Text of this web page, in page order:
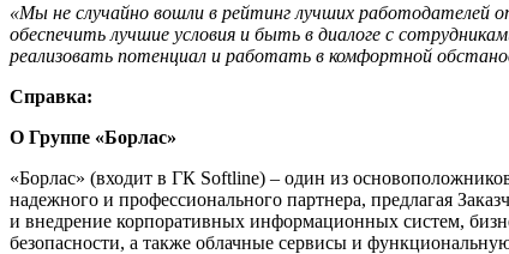
«Мы не случайно вошли в рейтинг лучших работодателей
обеспечить лучшие условия и быть в диалоге с
реализовать потенциал и работать в комфортной
Справка:
О Группе «Борлас»
«Борлас» (входит в ГК Softline) – один из
надежного и профессионального партнера, предлагая
и внедрение корпоративных информационных систем,
безопасности, а также облачные сервисы и